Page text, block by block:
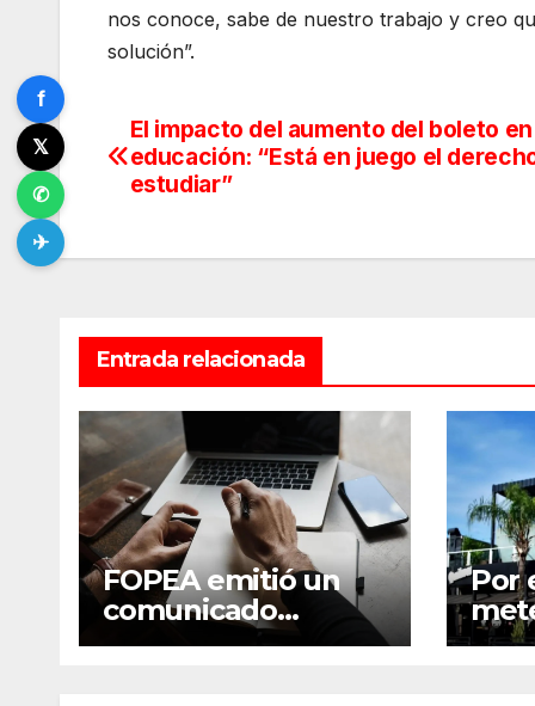
nos conoce, sabe de nuestro trabajo y creo
solución”.
Navegación
de
El impacto del aumento del boleto en
educación: “Está en juego el
estudiar”
Entrada relacionada
FOPEA emitió un
comunicado
repudiando las
Por
f
𝕏
✆
✈